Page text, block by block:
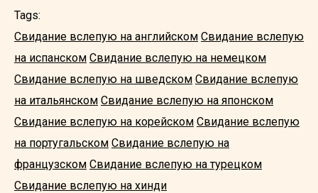
Tags:
Свидание вслепую на английском Свидание вслепую
на испанском Свидание вслепую на немецком
Свидание вслепую на шведском Свидание вслепую
на итальянском Свидание вслепую на японском
Свидание вслепую на корейском Свидание вслепую
на португальском Свидание вслепую на
французском Свидание вслепую на турецком
Свидание вслепую на хинди